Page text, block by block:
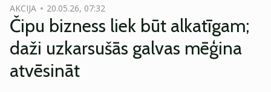
AKCIJA 20.05.26, 07:32
Čipu bizness liek būt alkatīgam;
daži uzkarsušās galvas mēģina
atvēsināt